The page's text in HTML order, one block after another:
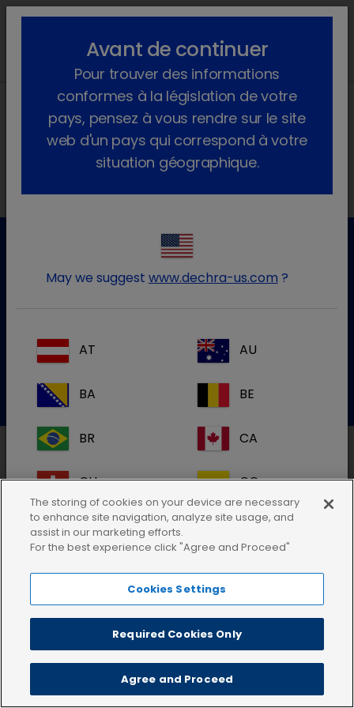
lock_outline search menu
Nos adresses
Service clientèle
Contactez-nous par email
ou par tél. au 01 30 48 71 40
Politique de Confidentialité
Conditions d'utilisation
Cookies
Avant de continuer
Pour trouver des informations
conformes à la législation de votre
pays, pensez à vous rendre sur le site
web d'un pays qui correspond à votre
situation géographique.
May we suggest www.dechra-us.com ?
AT AU
BA BE
BR CA
CH CO
CR DE
DK ES
FI GB
IT KR
The storing of cookies on your device are necessary
to enhance site navigation, analyze site usage, and
assist in our marketing efforts.
For the best experience click "Agree and Proceed"
Cookies Settings
Required Cookies Only
Agree and Proceed